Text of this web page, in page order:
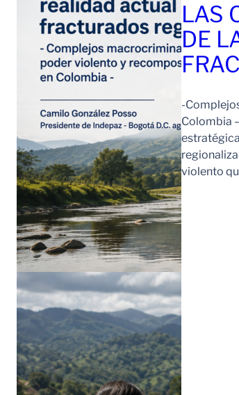
LAS
DE
-
Colombia
violento